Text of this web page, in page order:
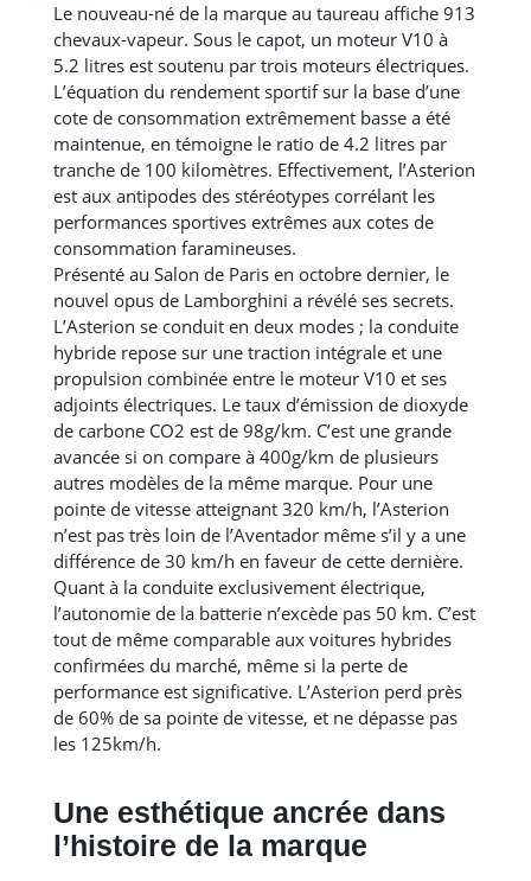
Le nouveau-né de la marque au taureau affiche 913
chevaux-vapeur. Sous le capot, un moteur V10 à
5.2 litres est soutenu par trois moteurs électriques.
L’équation du rendement sportif sur la base d’une
cote de consommation extrêmement basse a été
maintenue, en témoigne le ratio de 4.2 litres par
tranche de 100 kilomètres. Effectivement, l’Asterion
est aux antipodes des stéréotypes corrélant les
performances sportives extrêmes aux cotes de
consommation faramineuses.
Présenté au Salon de Paris en octobre dernier, le
nouvel opus de Lamborghini a révélé ses secrets.
L’Asterion se conduit en deux modes ; la conduite
hybride repose sur une traction intégrale et une
propulsion combinée entre le moteur V10 et ses
adjoints électriques. Le taux d’émission de dioxyde
de carbone CO2 est de 98g/km. C’est une grande
avancée si on compare à 400g/km de plusieurs
autres modèles de la même marque. Pour une
pointe de vitesse atteignant 320 km/h, l’Asterion
n’est pas très loin de l’Aventador même s’il y a une
différence de 30 km/h en faveur de cette dernière.
Quant à la conduite exclusivement électrique,
l’autonomie de la batterie n’excède pas 50 km. C’est
tout de même comparable aux voitures hybrides
confirmées du marché, même si la perte de
performance est significative. L’Asterion perd près
de 60% de sa pointe de vitesse, et ne dépasse pas
les 125km/h.
Une esthétique ancrée dans
l’histoire de la marque